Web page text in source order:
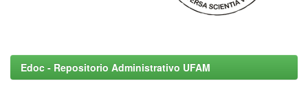
Edoc - Repositorio Administrativo UFAM